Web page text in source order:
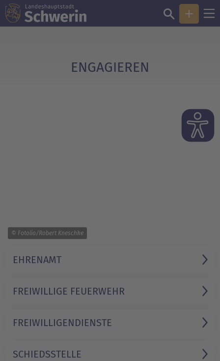
Sie sind hier: Engagieren
ENGAGIEREN
© Fotolia/Robert Kneschke
EHRENAMT
FREIWILLIGE FEUERWEHR
FREIWILLIGEN­DIENSTE
SCHIEDSSTELLE